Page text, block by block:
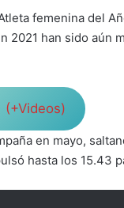
femenina del
han sido aún
(+Videos)
en mayo,
hasta los 15.43